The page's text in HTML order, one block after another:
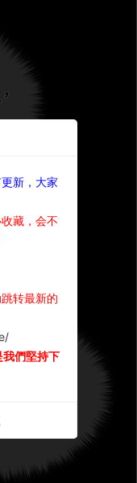
新，大家
藏，会不
转最新的
我們堅持下